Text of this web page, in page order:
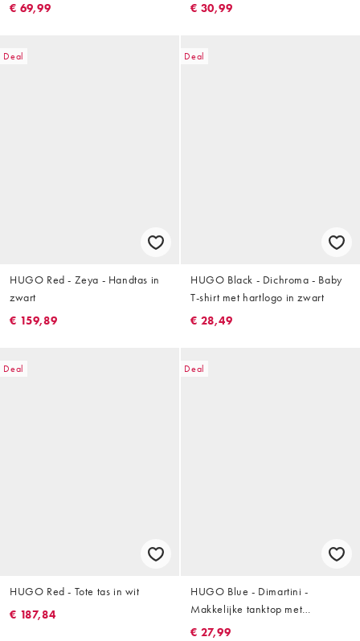
€ 69,99 € 30,99
Deal
HUGO Red - Zeya - Handtas in
zwart
€ 159,89
Deal
HUGO Black - Dichroma - Baby
T-shirt met hartlogo in zwart
€ 28,49
Deal
HUGO Red - Tote tas in wit
€ 187,84
Deal
HUGO Blue - Dimartini -
Makkelijke tanktop met
cocktailprint in zwart
€ 27,99